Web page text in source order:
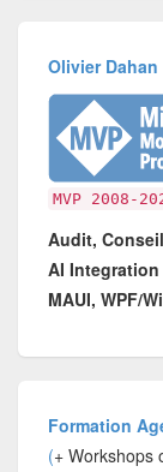
Olivier Dahan
MVP 2008-
Audit,
AI
MAUI, WPF/
Formation
(+ Workshops